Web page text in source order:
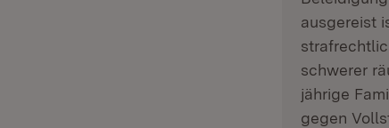
ausgereist
schwerer
jährige
gegen